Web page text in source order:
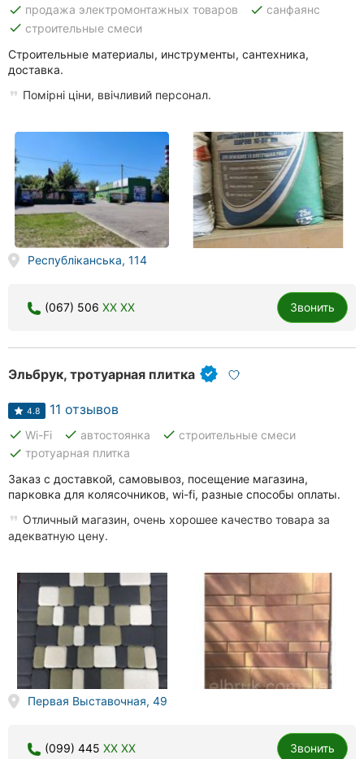
done продажа электромонтажных товаров done санфаянс
done строительные смеси
Строительные материалы, инструменты, сантехника,
доставка.
Помірні ціни, ввічливий персонал.
Республіканська, 114
(067) 506 XX XX Звонить
Эльбрук, тротуарная плитка
4.8 11 отзывов
done Wi-Fi done автостоянка done строительные смеси
done тротуарная плитка
Заказ с доставкой, самовывоз, посещение магазина,
парковка для колясочников, wi-fi, разные способы оплаты.
Отличный магазин, очень хорошее качество товара за
адекватную цену.
Первая Выставочная, 49
(099) 445 XX XX Звонить